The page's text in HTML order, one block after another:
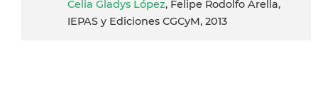
Celia Gladys López, Felipe Rodolfo Arella,
IEPAS y Ediciones CGCyM, 2013